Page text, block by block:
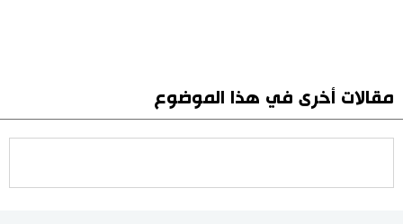
مقالات أخرى في هذا الموضوع